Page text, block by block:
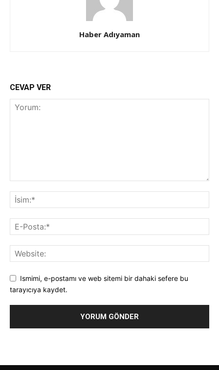
Haber Adıyaman
CEVAP VER
Ismimi, e-postamı ve web sitemi bir dahaki sefere bu
tarayıcıya kaydet.